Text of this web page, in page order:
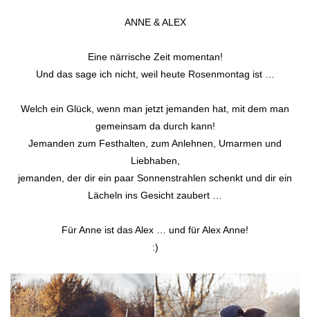
ANNE & ALEX
Eine närrische Zeit momentan!
Und das sage ich nicht, weil heute Rosenmontag ist …
Welch ein Glück, wenn man jetzt jemanden hat, mit dem man
gemeinsam da durch kann!
Jemanden zum Festhalten, zum Anlehnen, Umarmen und
Liebhaben,
jemanden, der dir ein paar Sonnenstrahlen schenkt und dir ein
Lächeln ins Gesicht zaubert …
Für Anne ist das Alex … und für Alex Anne!
:)